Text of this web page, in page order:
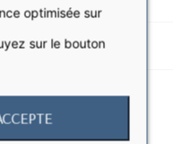
commande ?
optimisée sur
sur le bouton